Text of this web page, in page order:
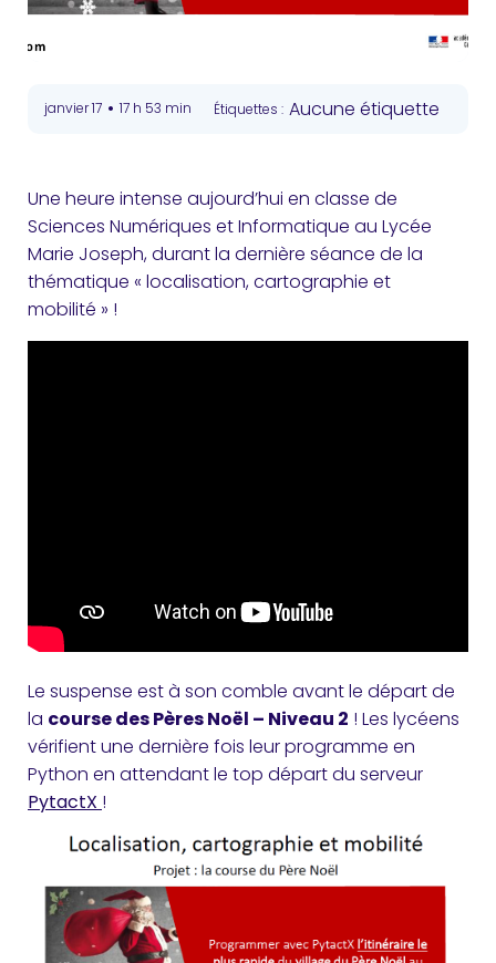
janvier 17 • 17 h 53 min Étiquettes : Aucune étiquette
Une heure intense aujourd’hui en classe de
Sciences Numériques et Informatique au Lycée
Marie Joseph, durant la dernière séance de la
thématique « localisation, cartographie et
mobilité » !
Le suspense est à son comble avant le départ de
la course des Pères Noël – Niveau 2 ! Les lycéens
vérifient une dernière fois leur programme en
Python en attendant le top départ du serveur
PytactX !